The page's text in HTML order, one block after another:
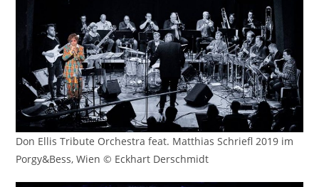
Don Ellis Tribute Orchestra feat. Matthias Schriefl 2019 im
Porgy&Bess, Wien © Eckhart Derschmidt